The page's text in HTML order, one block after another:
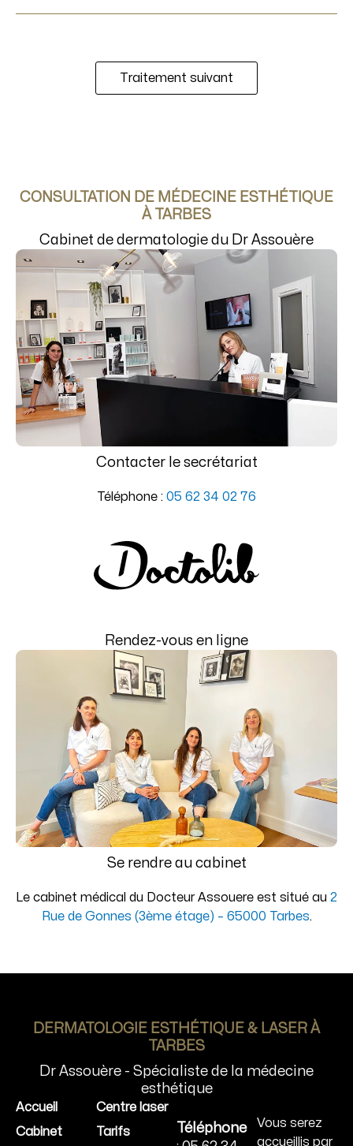
Traitement suivant
CONSULTATION DE MÉDECINE ESTHÉTIQUE
À TARBES
Cabinet de dermatologie du Dr Assouère
Contacter le secrétariat
Téléphone : 05 62 34 02 76
Rendez-vous en ligne
Se rendre au cabinet
Le cabinet médical du Docteur Assouere est situé au 2
Rue de Gonnes (3ème étage) – 65000 Tarbes.
DERMATOLOGIE ESTHÉTIQUE & LASER À
TARBES
Dr Assouère - Spécialiste de la médecine
esthétique
Accueil
Cabinet
Centre laser
Tarifs
Téléphone
Vous serez
accueillis par